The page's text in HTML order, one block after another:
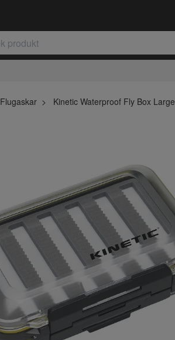
Flugaskar Kinetic Waterproof Fly Box Large